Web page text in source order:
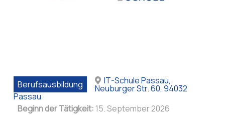
Berufsausbildung IT-Schule Passau,
Neuburger Str. 60, 94032
Passau
Beginn der Tätigkeit: 15. September 2026